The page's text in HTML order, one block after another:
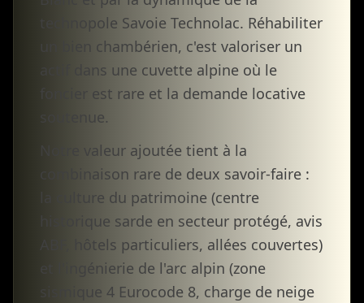
technopole Savoie Technolac. Réhabiliter
un bien chambérien, c'est valoriser un
actif dans une cuvette alpine où le
foncier est rare et la demande locative
soutenue.
Notre valeur ajoutée tient à la
combinaison rare de deux savoir-faire :
la culture du patrimoine (centre
historique sarde en secteur protégé, avis
ABF, hôtels particuliers, allées couvertes)
et l'ingénierie de l'arc alpin (zone
sismique 4 Eurocode 8, charge de neige